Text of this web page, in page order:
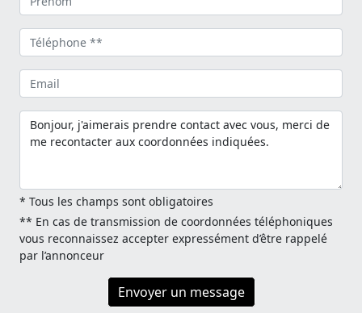
* Tous les champs sont obligatoires
** En cas de transmission de coordonnées téléphoniques
vous reconnaissez accepter expressément d’être rappelé
par l’annonceur
Envoyer un message